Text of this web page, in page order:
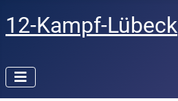
12-Kampf-Lübeck